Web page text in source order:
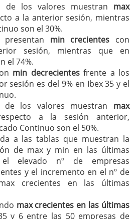
de los valores muestran max
a la anterior sesión, mientras
son el 30%.
min crecientes con
sesión, mientras que en
el 74%.
min decrecientesfrente a los
sesión es del 9% en Ibex 35 y el
los valores muestran max
a la sesión anterior,
Continuo son el 50%.
a las tablas que muestran la
de max y min en las últimas
el elevado nº de empresas
y el incremento en el nº de
crecientes en las últimas
max crecientes en las últimas
y 6 entre las 50 empresas de